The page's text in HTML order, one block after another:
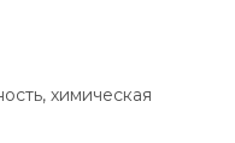
химическая